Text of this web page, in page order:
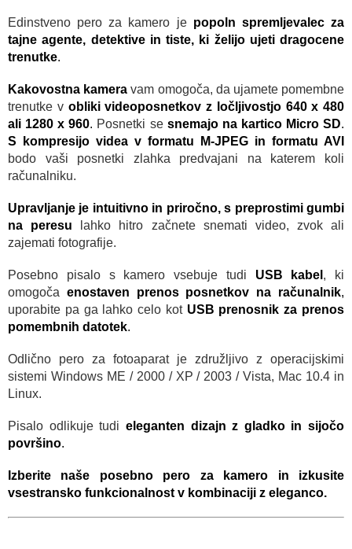
Edinstveno pero za kamero je popoln spremljevalec za
tajne agente, detektive in tiste, ki želijo ujeti dragocene
trenutke.
Kakovostna kameravam omogoča, da ujamete pomembne
trenutke v obliki videoposnetkov z ločljivostjo 640 x 480
ali 1280 x 960. Posnetki se snemajo na kartico Micro SD.
S kompresijo videa v formatu M-JPEG in formatu AVI
bodo vaši posnetki zlahka predvajani na katerem koli
računalniku.
Upravljanje je intuitivno in priročno, s preprostimi gumbi
na peresu
lahko hitro začnete snemati video, zvok ali
zajemati fotografije.
Posebno pisalo s kamero vsebuje tudi USB kabel , ki
omogoča enostaven prenos posnetkov na računalnik,
uporabite pa ga lahko celo kot USB prenosnik za prenos
pomembnih datotek.
Odlično pero za fotoaparat je združljivo z operacijskimi
sistemi Windows ME / 2000 / XP / 2003 / Vista, Mac 10.4 in
Linux.
Pisalo odlikuje tudi eleganten dizajn z gladko in sijočo
površino.
Izberite naše posebno pero za kamero in izkusite
vsestransko funkcionalnost v kombinaciji z eleganco.